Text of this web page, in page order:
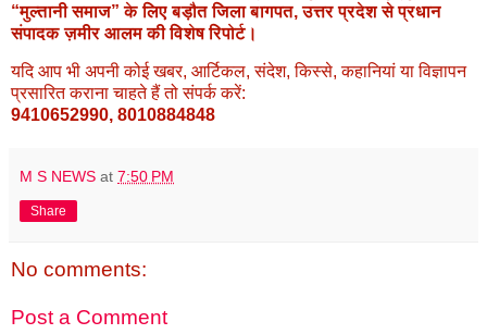
“मुल्तानी समाज” के लिए बड़ौत जिला बागपत, उत्तर प्रदेश से प्रधान
संपादक ज़मीर आलम की विशेष रिपोर्ट।
यदि आप भी अपनी कोई खबर, आर्टिकल, संदेश, किस्से, कहानियां या विज्ञापन
प्रसारित कराना चाहते हैं तो संपर्क करें:
9410652990, 8010884848
M S NEWS at 7:50 PM
Share
No comments:
Post a Comment